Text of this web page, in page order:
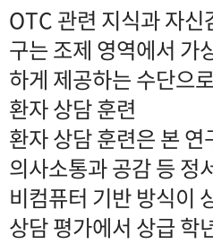
OTC 관련 지식과 자
구는 조제 영역에서 가
하게 제공하는 수단으
환자 상담 훈련
환자 상담 훈련은 본
의사소통과 공감 등 정
비컴퓨터 기반 방식이
상담 평가에서 상급 학